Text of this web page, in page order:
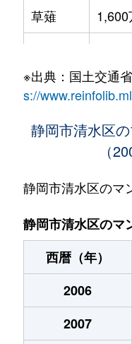
草薙
1,600
庄福町
95万
千歳町
950
真砂町
馬走北
1,000
馬走北
570
※出典：国土交通
s://
静岡市清水区
（
静岡市清水区のマ
静岡市清水区のマ
西暦（年）
2006
2007